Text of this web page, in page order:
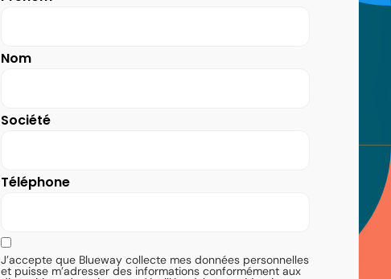
Nom
Société
Téléphone
J’accepte que Blueway collecte mes données personnelles
et puisse m’adresser des informations conformément aux